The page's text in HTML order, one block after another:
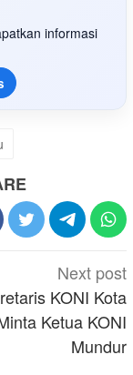
informasi
Next post
KONI Kota
Ketua KONI
Mundur